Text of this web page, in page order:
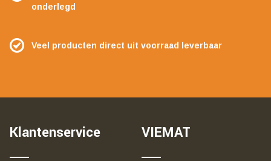
onderlegd
Veel producten direct uit voorraad leverbaar
Klantenservice VIEMAT